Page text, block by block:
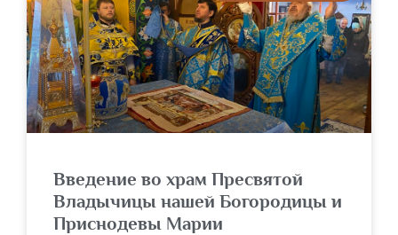
Введение во храм Пресвятой
Владычицы нашей Богородицы и
Приснодевы Марии